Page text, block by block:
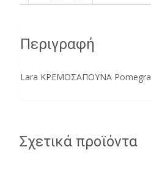
Περιγραφή
Lara ΚΡΕΜΟΣΑΠΟΥΝΑ
Σχετικά προϊόντα